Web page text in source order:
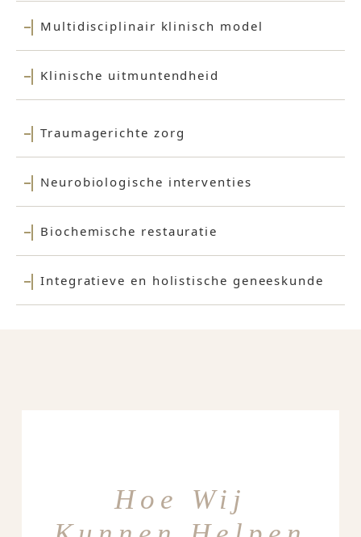
Multidisciplinair klinisch model
Klinische uitmuntendheid
Traumagerichte zorg
Neurobiologische interventies
Biochemische restauratie
Integratieve en holistische geneeskunde
Hoe Wij